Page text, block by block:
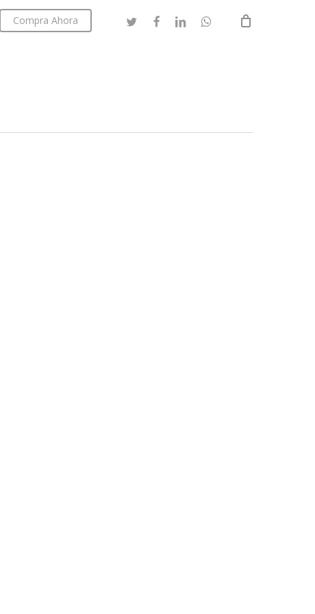
Compra Ahora twitter facebooklinkedin whatsapp